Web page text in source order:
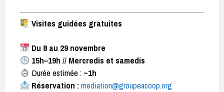
Visites guidées gratuites
Du 8 au 29 novembre
15h–19h // Mercredis et samedis
Durée estimée : ~1h
Réservation :mediation@groupeacoop.org